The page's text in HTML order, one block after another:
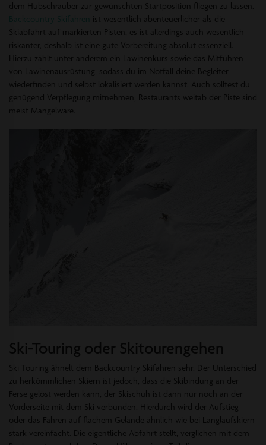
dem Hubschrauber zur gewünschten Startposition fliegen zu lassen.
Backcountry Skifahren
ist wesentlich abenteuerlicher als die
Skiabfahrt auf markierten Pisten, es ist allerdings auch wesentlich
riskanter, deshalb ist eine gute Vorbereitung absolut essenziell.
Hierzu zählt unter anderem ein Lawinenkurs sowie das Mitführen
von Lawinenausrüstung, sodass du im Notfall deine Begleiter
wiederfinden und selbst lokalisiert werden kannst. Auch solltest du
genügend Verpflegung mitnehmen, Restaurants weitab der Piste sind
meist Mangelware.
Ski-Touring oder Skitourengehen
Ski-Touring ähnelt dem Backcountry Skifahren sehr. Der Unterschied
zu herkömmlichen Skiern ist jedoch, dass die Skibindung an der
Ferse gelöst werden kann, der Skischuh ist dann nur noch an der
Vorderseite mit dem Ski verbunden. Hierdurch wird der Aufstieg
oder das Fahren auf flachem Gelände ähnlich wie bei Langlaufskiern
stark vereinfacht. Die eigentliche Abfahrt stellt, verglichen mit dem